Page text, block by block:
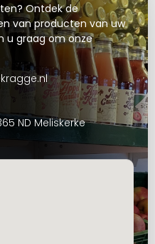
Ontdek de
van producten van uw
u graag om onze
ND Meliskerke